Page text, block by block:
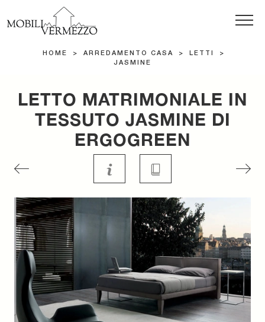
HOME > ARREDAMENTO CASA > LETTI
>
JASMINE
LETTO MATRIMONIALE IN
TESSUTO JASMINE DI
ERGOGREEN